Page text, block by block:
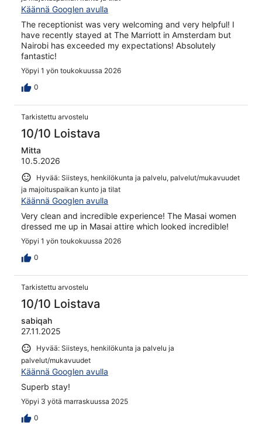
Käännä Googlen avulla
The receptionist was very welcoming and very helpful! I
have recently stayed at The Marriott in Amsterdam but
Nairobi has exceeded my expectations! Absolutely
fantastic!
Yöpyi 1 yön toukokuussa 2026
0
Tarkistettu arvostelu
10/10 Loistava
Mitta
10.5.2026
Hyvää: Siisteys, henkilökunta ja palvelu, palvelut/mukavuudet
ja majoituspaikan kunto ja tilat
Käännä Googlen avulla
Very clean and incredible experience! The Masai women
dressed me up in Masai attire which looked incredible!
Yöpyi 1 yön toukokuussa 2026
0
Tarkistettu arvostelu
10/10 Loistava
sabiqah
27.11.2025
Hyvää: Siisteys, henkilökunta ja palvelu ja
palvelut/mukavuudet
Käännä Googlen avulla
Superb stay!
Yöpyi 3 yötä marraskuussa 2025
0